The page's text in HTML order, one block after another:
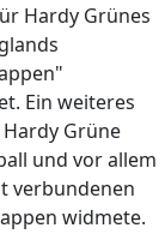
Hardy Grünes
Ein weiteres
Hardy Grüne
und vor allem
verbundenen
widmete.